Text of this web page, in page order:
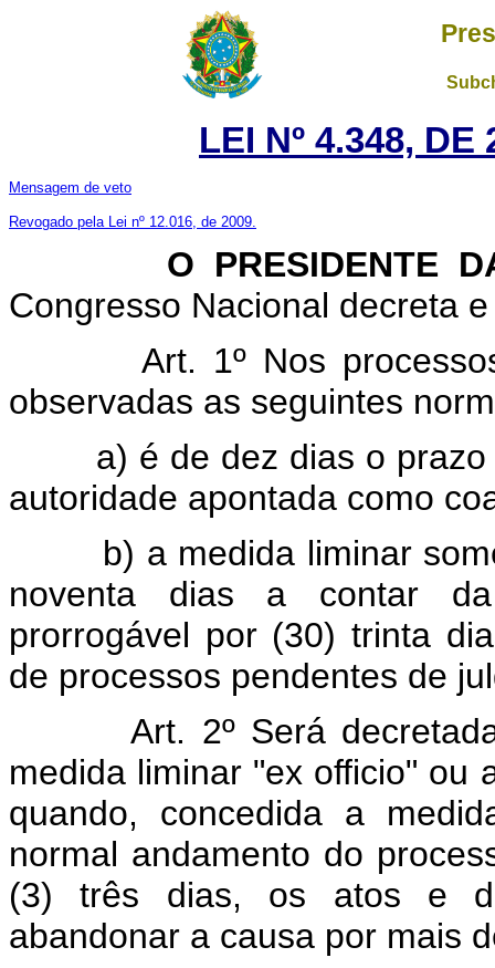
LEI Nº 4.348, DE
Mensagem de veto
Revogado pela Lei nº 12.016, de 2009.
O PRESIDENTE DA
Congresso Nacional decreta
Art. 1º Nos processos
observadas as seguintes
a) é de dez dias o prazo
autoridade apontada como
b) a medida liminar
noventa dias a contar
prorrogável por (30) trinta
de processos pendentes de
Art. 2º Será decretada
medida liminar "ex officio" ou
quando, concedida a
normal andamento do
(3) três dias, os atos e
abandonar a causa por mais